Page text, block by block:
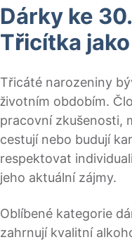
Dárky ke
Třicítka
Třicáté narozeniny
životním obdobím.
pracovní zkušenosti,
cestují nebo budují
respektovat
jeho aktuální zájmy.
Oblíbené kategorie
zahrnují kvalitní